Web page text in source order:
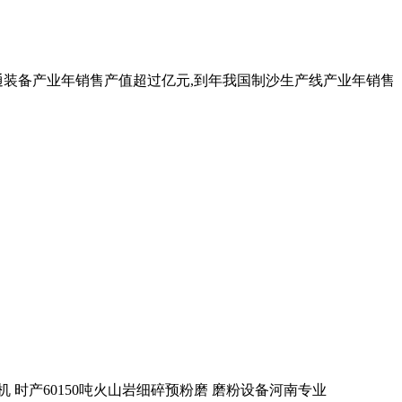
备产业年销售产值超过亿元,到年我国制沙生产线产业年销售
时产60150吨火山岩细碎预粉磨 磨粉设备河南专业